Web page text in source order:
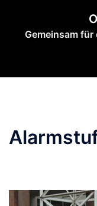
springenGemeinsam